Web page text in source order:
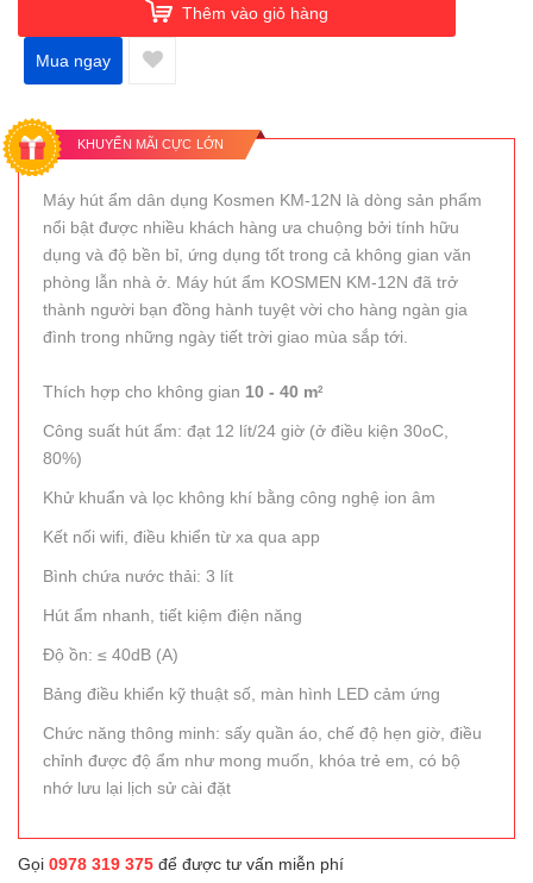
Thêm vào giỏ hàng
Mua ngay
KHUYẾN MÃI CỰC LỚN
Máy hút ẩm dân dụng Kosmen KM-12N là dòng sản phẩm
nổi bật được nhiều khách hàng ưa chuộng bởi tính hữu
dụng và độ bền bỉ, ứng dụng tốt trong cả không gian văn
phòng lẫn nhà ở. Máy hút ẩm KOSMEN KM-12N đã trở
thành người bạn đồng hành tuyệt vời cho hàng ngàn gia
đình trong những ngày tiết trời giao mùa sắp tới.
Thích hợp cho không gian 10 - 40 m2
Công suất hút ẩm: đạt 12 lít/24 giờ (ở điều kiện 30oC,
80%)
Khử khuẩn và lọc không khí bằng công nghệ ion âm
Kết nối wifi, điều khiển từ xa qua app
Bình chứa nước thải: 3 lít
Hút ẩm nhanh, tiết kiệm điện năng
Độ ồn: ≤ 40dB (A)
Bảng điều khiển kỹ thuật số, màn hình LED cảm ứng
Chức năng thông minh: sấy quần áo, chế độ hẹn giờ, điều
chỉnh được độ ẩm như mong muốn, khóa trẻ em, có bộ
nhớ lưu lại lịch sử cài đặt
Gọi 0978 319 375 để được tư vấn miễn phí